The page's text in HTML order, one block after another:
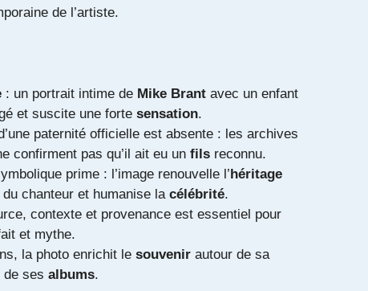
de l’artiste.
: un portrait intime de Mike Brant avec un enfant
et suscite une forte sensation.
paternité officielle est absente : les archives
confirment pas qu’il ait eu un fils reconnu.
prime : l’image renouvelle l’héritage
chanteur et humanise la célébrité.
contexte et provenance est essentiel pour
et mythe.
la photo enrichit le souvenir autour de sa
de ses albums.